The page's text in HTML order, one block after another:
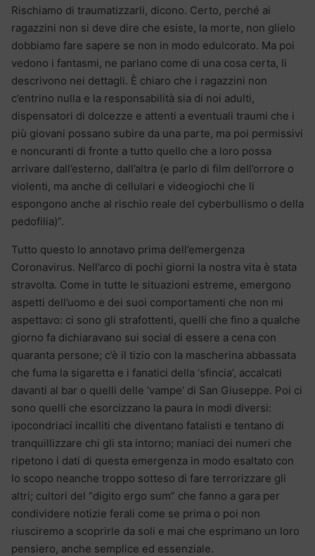
Rischiamo di traumatizzarli, dicono. Certo, perché ai
ragazzini non si deve dire che esiste, la morte, non glielo
dobbiamo fare sapere se non in modo edulcorato. Ma poi
vedono i fantasmi, ne parlano come di una cosa certa, li
descrivono nei dettagli. È chiaro che i ragazzini non
c’entrino nulla e la responsabilità sia di noi adulti,
dispensatori di dolcezze e attenti a eventuali traumi che i
più giovani possano subire da una parte, ma poi permissivi
e noncuranti di fronte a tutto quello che a loro possa
arrivare dall’esterno, dall’altra (e parlo di film dell’orrore o
violenti, ma anche di cellulari e videogiochi che li
espongono anche al rischio reale del cyberbullismo o della
pedofilia)”.
Tutto questo lo annotavo prima dell’emergenza
Coronavirus. Nell’arco di pochi giorni la nostra vita è stata
stravolta. Come in tutte le situazioni estreme, emergono
aspetti dell’uomo e dei suoi comportamenti che non mi
aspettavo: ci sono gli strafottenti, quelli che fino a qualche
giorno fa dichiaravano sui social di essere a cena con
quaranta persone; c’è il tizio con la mascherina abbassata
che fuma la sigaretta e i fanatici della ‘sfincia’, accalcati
davanti al bar o quelli delle ‘vampe’ di San Giuseppe. Poi ci
sono quelli che esorcizzano la paura in modi diversi:
ipocondriaci incalliti che diventano fatalisti e tentano di
tranquillizzare chi gli sta intorno; maniaci dei numeri che
ripetono i dati di questa emergenza in modo esaltato con
lo scopo neanche troppo sotteso di fare terrorizzare gli
altri; cultori del “digito ergo sum” che fanno a gara per
condividere notizie ferali come se prima o poi non
riusciremo a scoprirle da soli e mai che esprimano un loro
pensiero, anche semplice ed essenziale.